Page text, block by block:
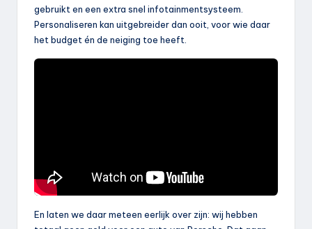
gebruikt en een extra snel infotainmentsysteem.
Personaliseren kan uitgebreider dan ooit, voor wie daar
het budget én de neiging toe heeft.
En laten we daar meteen eerlijk over zijn: wij hebben